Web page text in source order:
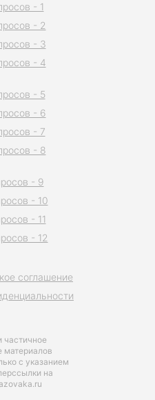
частичное
материалов
с указанием
на
соглашение
- 1
- 2
- 3
- 4
- 5
- 6
- 7
- 8
- 9
- 10
- 11
- 12